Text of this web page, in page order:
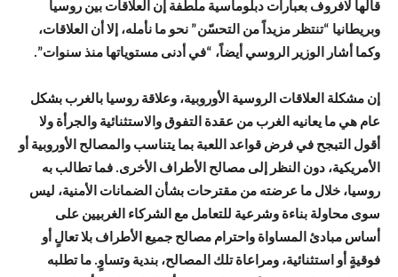
قالها لافروف بعبارات دبلوماسية ملطفة إن العلاقات بين روسيا
وبريطانيا “تنتظر مزيداً من التحسّن” نحو ما نأمله، إلا أن العلاقات،
وكما أشار الوزير الروسي أيضاً، “في أدنى مستوياتها منذ سنوات”.
إن مشكلة العلاقات الروسية الأوروبية، وعلاقة روسيا بالغرب بشكل
عام هي ما يعانيه الغرب من عقدة التفوق والاستثنائية والجرأة ولا
أقول التبجح في فرض قواعد اللعبة بما يتناسب والمصالح الأوروبية أو
الأمريكية، دون النظر إلى مصالح الأطراف الأخرى. فما تطالب به
روسيا، خلال ما عرضته من مقترحات بشأن الضمانات الأمنية، ليس
سوى محاولة بناءة وشرعية للتعامل مع الشركاء الغربيين على
أساس مبادئ المساواة واحترام مصالح جميع الأطراف بلا تعالٍ أو
فوقيةٍ أو استثنائية، ومراعاة تلك المصالح، بندية وتساوٍ. ما تطلبه